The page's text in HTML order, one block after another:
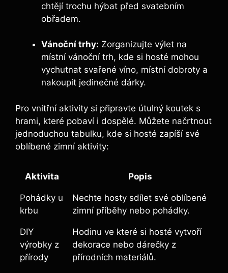
chtějí trochu hýbat před svatebním
obřadem.
Vánoční trhy: Zorganizujte výlet na
místní vánoční trh, kde si hosté mohou
vychutnat svařené víno, místní dobroty a
nakoupit jedinečné dárky.
Pro vnitřní aktivity si připravte útulný koutek s
hrami, které pobaví i dospělé. Můžete načrtnout
jednoduchou tabulku, kde si hosté zapíší své
oblíbené zimní aktivity:
Aktivita Popis
Pohádky u
krbu
Nechte hosty sdílet své oblíbené
zimní příběhy nebo pohádky.
DIY
výrobky z
přírody
Hodinu ve které si hosté vytvoří
dekorace nebo dárečky z
přírodních materiálů.